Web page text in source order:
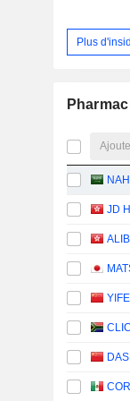
Plus